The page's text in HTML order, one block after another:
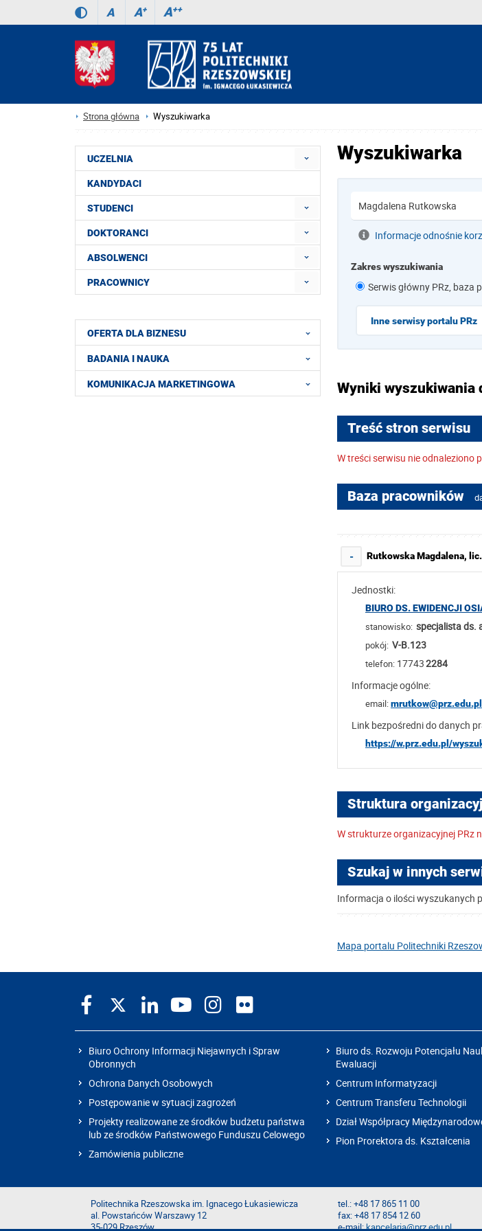
A A+ A++
Strona główna Wyszukiwarka
Wyszukiwarka
Informacje odnośnie
Zakres wyszukiwania
Serwis główny PRz,
Inne serwisy portalu PRz
Wyniki wyszukiwania
Treść stron serwisu
W treści serwisu nie odnaleziono
Baza pracowników
- Rutkowska Magdalena, lic.
Jednostki:
BIURO DS. EWIDENCJI
stanowisko: specjalista ds.
pokój: V-B.123
telefon: 177432284
Informacje ogólne:
email:mrutkow@prz.edu.pl
Link bezpośredni do danych
https://w.prz.edu.pl/
Struktura
W strukturze organizacyjnej PRz
Szukaj w innych
Informacja o ilości wyszukanych
Mapa portalu Politechniki
UCZELNIA
KANDYDACI
STUDENCI
DOKTORANCI
ABSOLWENCI
PRACOWNICY
OFERTA DLA BIZNESU
BADANIA I NAUKA
KOMUNIKACJA MARKETINGOWA
Biuro Ochrony Informacji Niejawnych i Spraw
Obronnych
Ochrona Danych Osobowych
Postępowanie w sytuacji zagrożeń
Projekty realizowane ze środków budżetu państwa
lub ze środków Państwowego Funduszu Celowego
Zamówienia publiczne
Biuro ds. Rozwoju Potencjału
Ewaluacji
Centrum Informatyzacji
Centrum Transferu Technologii
Dział Współpracy
Pion Prorektora ds. Kształcenia
Politechnika Rzeszowska im. Ignacego Łukasiewicza
al. Powstańców Warszawy 12
35-029 Rzeszów
tel.: +48 17 865 11 00
fax: +48 17 854 12 60
e-mail:kancelaria@prz.edu.pl